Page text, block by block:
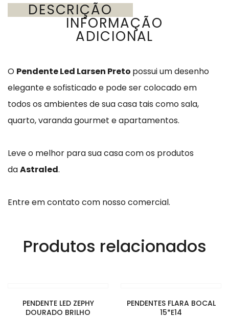
DESCRIÇÃO
INFORMAÇÃO
ADICIONAL
O Pendente Led Larsen Preto possui um desenho
elegante e sofisticado e pode ser colocado em
todos os ambientes de sua casa tais como sala,
quarto, varanda gourmet e apartamentos.
Leve o melhor para sua casa com os produtos
daAstraled.
Entre em contato com nosso comercial.
Produtos relacionados
PENDENTE LED ZEPHY
DOURADO BRILHO
PENDENTES FLARA BOCAL
15*E14